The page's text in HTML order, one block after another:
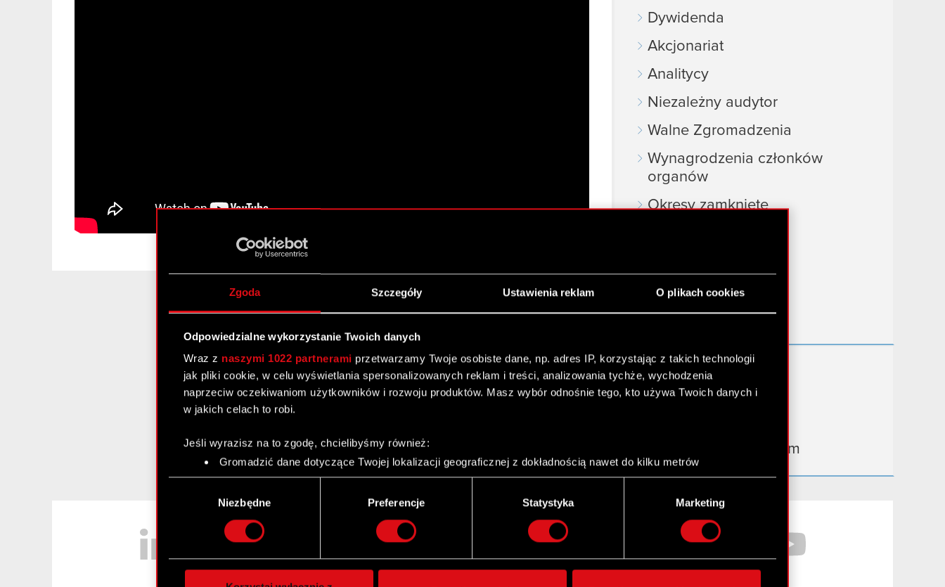
Zgoda Szczegóły Ustawienia reklam O plikach cookies
Odpowiedzialne wykorzystanie Twoich danych
Wraz z naszymi 1022 partnerami przetwarzamy Twoje osobiste dane, np. adres IP, korzystając z takich technologii
jak pliki cookie, w celu wyświetlania spersonalizowanych reklam i treści, analizowania tychże, wychodzenia
naprzeciw oczekiwaniom użytkowników i rozwoju produktów. Masz wybór odnośnie tego, kto używa Twoich danych i
w jakich celach to robi.
Jeśli wyrazisz na to zgodę, chcielibyśmy również:
Gromadzić dane dotyczące Twojej lokalizacji geograficznej z dokładnością nawet do kilku metrów
Identyfikować Twoje urządzenie, aktywnie analizując charakteryzującego je zbiory danych (fingerprinting,
Dowiedz się więcej odnośnie tego, jak Twoje osobiste dane są przetwarzane oraz ustaw własne preferencje w
szczegółów . W Deklaracji plików cookie możesz zmienić lub wycofać swoją zgodę w dowolnej chwili.
Wykorzystujemy pliki cookie do spersonalizowania treści i reklam, aby oferować funkcje społecznościowe i
Niezbędne Preferencje Statystyka Marketing
Dywidenda
Akcjonariat
Analitycy
Niezależny audytor
Walne Zgromadzenia
Wynagrodzenia członków
organów
Okresy zamknięte
Przydatne linki
Kontakt IR
Dowiedz się więcej:
thewitcher.com
gear.cdprojektred.com
Facebook